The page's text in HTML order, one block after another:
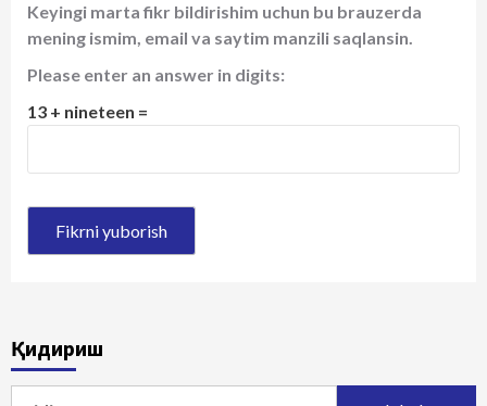
Keyingi marta fikr bildirishim uchun bu brauzerda
mening ismim, email va saytim manzili saqlansin.
Please enter an answer in digits:
13 + nineteen =
Қидириш